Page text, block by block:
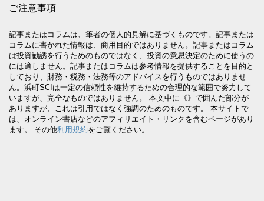
ご注意事項
記事またはコラムは、筆者の個人的見解に基づくものです。記事または
コラムに書かれた情報は、商用目的ではありません。記事またはコラム
は投資勧誘を行うためのものではなく、投資の意思決定のために使うの
には適しません。記事またはコラムは参考情報を提供することを目的と
しており、財務・税務・法務等のアドバイスを行うものではありませ
ん。浜町SCIは一定の信頼性を維持するための合理的な範囲で努力して
いますが、完全なものではありません。 本文中に《》で囲んだ部分が
ありますが、これは引用ではなく強調のためのものです。 本サイトで
は、オンライン書店などのアフィリエイト・リンクを含むページがあり
ます。 その他利用規約をご覧ください。